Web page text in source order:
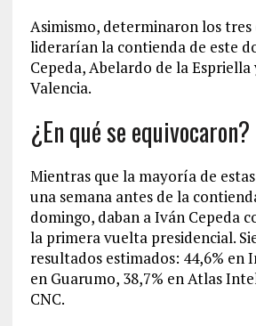
Asimismo, determinaron los tres
liderarían la contienda de este
Cepeda, Abelardo de la Espriella
Valencia.
¿En qué se equivocaron?
Mientras que la mayoría de
una semana antes de la
domingo, daban a Iván Cepeda
la primera vuelta presidencial.
resultados estimados: 44,6% en
en Guarumo, 38,7% en Atlas
CNC.